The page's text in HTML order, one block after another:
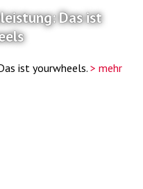
Das ist
ist yourwheels. > mehr